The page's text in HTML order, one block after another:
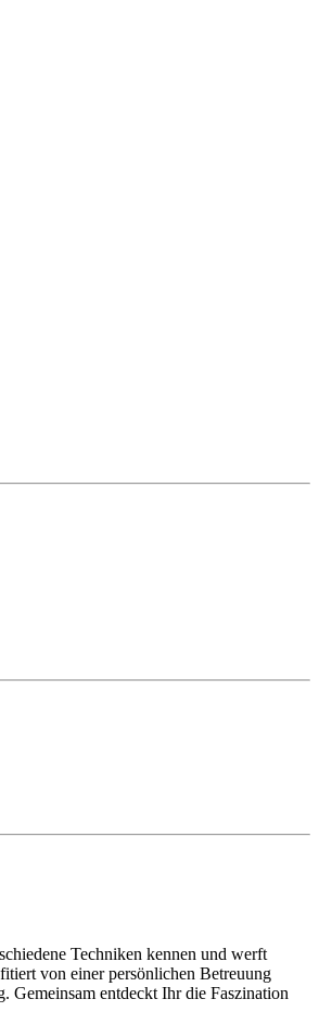
Techniken kennen und werft
von einer persönlichen Betreuung
Gemeinsam entdeckt Ihr die Faszination